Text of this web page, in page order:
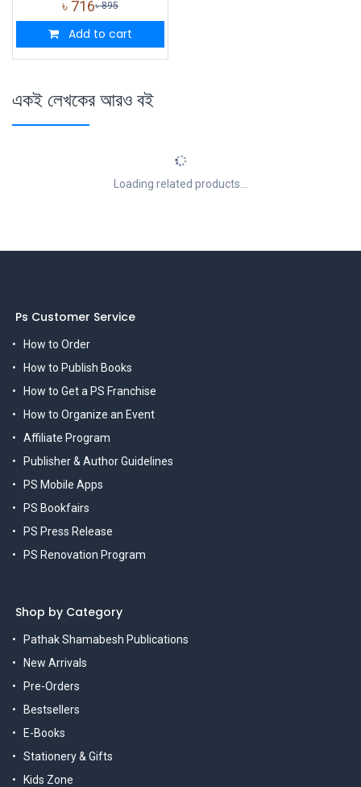
৳ 716৳895
Add to cart
একই লেখকের আরও বই
Loading related products...
Ps Customer Service
How to Order
How to Publish Books
How to Get a PS Franchise
How to Organize an Event
Affiliate Program
Publisher & Author Guidelines
PS Mobile Apps
PS Bookfairs
PS Press Release
PS Renovation Program
Shop by Category
Pathak Shamabesh Publications
New Arrivals
Pre-Orders
Bestsellers
E-Books
Stationery & Gifts
Kids Zone